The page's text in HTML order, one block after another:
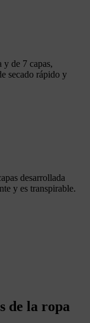
de 7 capas,
secado rápido y
desarrollada
y es transpirable.
de la ropa